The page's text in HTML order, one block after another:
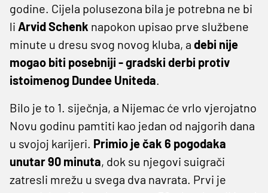
godine. Cijela polusezona bila je potrebna ne bi
li Arvid Schenk napokon upisao prve službene
minute u dresu svog novog kluba, a debi nije
mogao biti posebniji - gradski derbi protiv
istoimenog Dundee Uniteda.
Bilo je to 1. siječnja, a Nijemac će vrlo vjerojatno
Novu godinu pamtiti kao jedan od najgorih dana
u svojoj karijeri. Primio je čak 6 pogodaka
unutar 90 minuta, dok su njegovi suigrači
zatresli mrežu u svega dva navrata. Prvi je